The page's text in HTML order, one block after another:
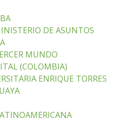
DE ASUNTOS
MUNDO
(COLOMBIA)
ENRIQUE TORRES